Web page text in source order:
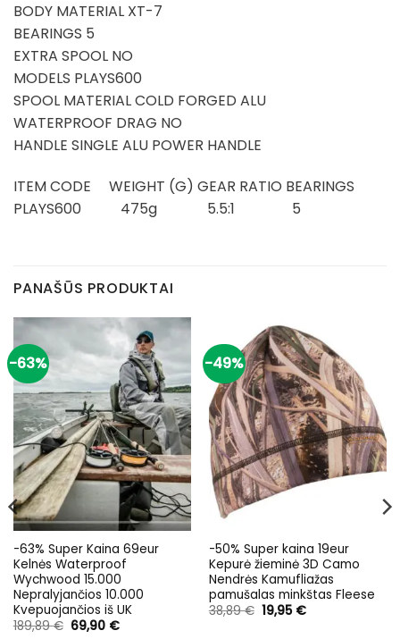
BODY MATERIAL XT-7
BEARINGS 5
EXTRA SPOOL NO
MODELS PLAYS600
SPOOL MATERIAL COLD FORGED ALU
WATERPROOF DRAG NO
HANDLE SINGLE ALU POWER HANDLE
ITEM CODE WEIGHT (G) GEAR RATIO BEARINGS
PLAYS600 475g 5.5:1 5
PANAŠŪS PRODUKTAI
-63%
-63% Super Kaina 69eur
Kelnės Waterproof
Wychwood 15.000
Nepralyjančios 10.000
Kvepuojančios iš UK
189,89€ Original
69,90 €Current
-49%
-50% Super kaina 19eur
Kepurė žieminė 3D Camo
Nendrės Kamufliažas
pamušalas minkštas Fleese
38,89€ Original
price
19,95 €Current